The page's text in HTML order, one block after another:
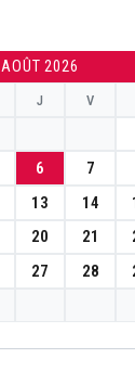
AOÛT 2026
J V
6 7
13 14
20 21
27 28